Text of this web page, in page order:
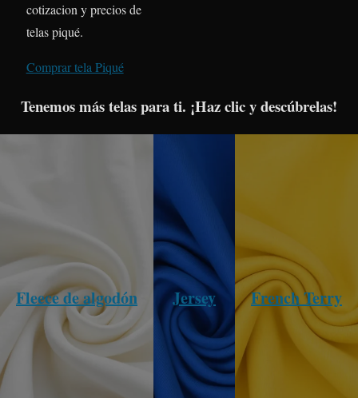
cotizacion y precios de
telas piqué.
Comprar tela Piqué
Tenemos más telas para ti. ¡Haz clic y descúbrelas!
Fleece de algodón Jersey French Terry